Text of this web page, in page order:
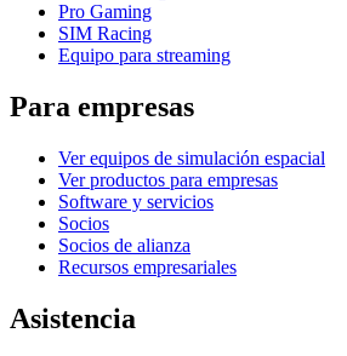
Pro Gaming
SIM Racing
Equipo para streaming
Para empresas
Ver equipos de simulación espacial
Ver productos para empresas
Software y servicios
Socios
Socios de alianza
Recursos empresariales
Asistencia